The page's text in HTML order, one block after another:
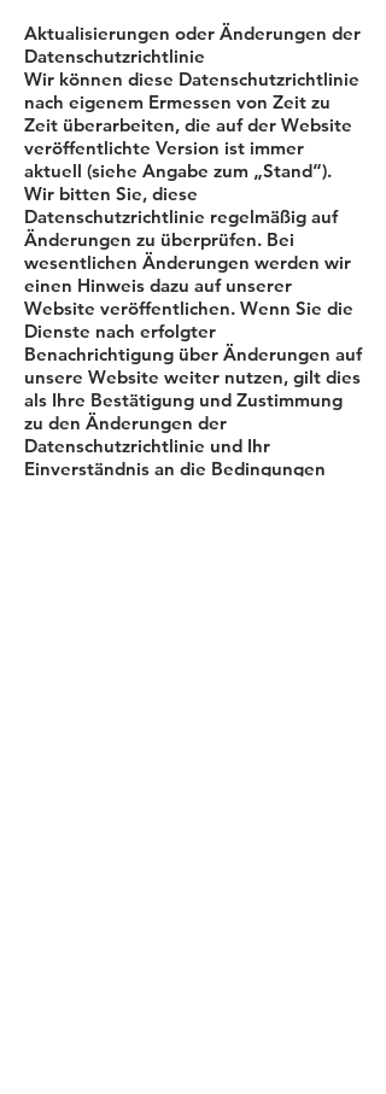
Aktualisierungen oder Änderungen der
Datenschutzrichtlinie
Wir können diese Datenschutzrichtlinie
nach eigenem Ermessen von Zeit zu
Zeit überarbeiten, die auf der Website
veröffentlichte Version ist immer
aktuell (siehe Angabe zum „Stand“).
Wir bitten Sie, diese
Datenschutzrichtlinie regelmäßig auf
Änderungen zu überprüfen. Bei
wesentlichen Änderungen werden wir
einen Hinweis dazu auf unserer
Website veröffentlichen. Wenn Sie die
Dienste nach erfolgter
Benachrichtigung über Änderungen auf
unsere Website weiter nutzen, gilt dies
als Ihre Bestätigung und Zustimmung
zu den Änderungen der
Datenschutzrichtlinie und Ihr
Einverständnis an die Bedingungen